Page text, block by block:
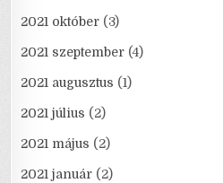
2021 október (3)
2021 szeptember (4)
2021 augusztus (1)
2021 július (2)
2021 május (2)
2021 január (2)